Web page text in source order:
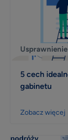
5 cech
gabinetu
Zobacz więcej